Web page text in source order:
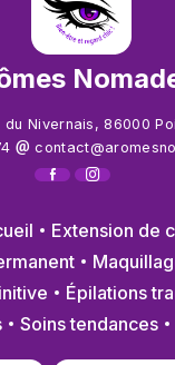
du Nivernais, 86000
Extension de
Épilations
Soins tendances